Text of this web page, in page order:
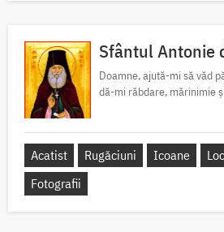
Sfântul Antonie
Doamne, ajută-mi să văd
dă-mi răbdare, mărinimie
Acatist Rugăciuni Icoane
Fotografii